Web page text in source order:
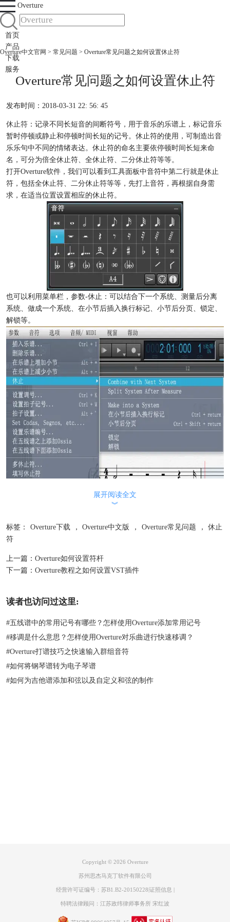
Overture
首页
产品
下载
服务
Overture中文官网 > 常见问题 > Overture常见问题之如何设置休止符
Overture常见问题之如何设置休止符
发布时间：2018-03-31 22: 56: 45
休止符：记录不同长短音的间断符号，用于音乐的乐谱上，标记音乐
暂时停顿或静止和停顿时间长短的记号。休止符的使用，可制造出音
乐乐句中不同的情绪表达。休止符的命名主要依停顿时间长短来命
名，可分为倍全休止符、全休止符、二分休止符等等。
打开Overture软件，我们可以看到工具面板中音符中第二行就是休止
符，包括全休止符、二分休止符等等，先打上音符，再根据自身需
求，在适当位置设置相应的休止符。
也可以利用菜单栏，参数-休止：可以结合下一个系统、测量后分离
系统、做成一个系统、在小节后插入换行标记、小节后分页、锁定、
解锁等。
如果你想填写休止符，只需要在音符中选中，然后点击参数-填写休
展开阅读全文
︾
标签： Overture下载 ， Overture中文版 ， Overture常见问题 ，
休止
符
上一篇： Overture如何设置符杆
下一篇： Overture教程之如何设置VST插件
读者也访问过这里:
#五线谱中的常用记号有哪些？怎样使用Overture添加常用记号
#移调是什么意思？怎样使用Overture对乐曲进行快速移调？
#Overture打谱技巧之快速输入群组音符
#如何将钢琴谱转为电子琴谱
#如何为吉他谱添加和弦以及自定义和弦的制作
Copyright © 2026 Overture
苏州思杰马克丁软件有限公司
经营许可证编号：苏B1.B2-20150228 证照信息
特聘法律顾问：江苏政纬律师事务所 宋红波